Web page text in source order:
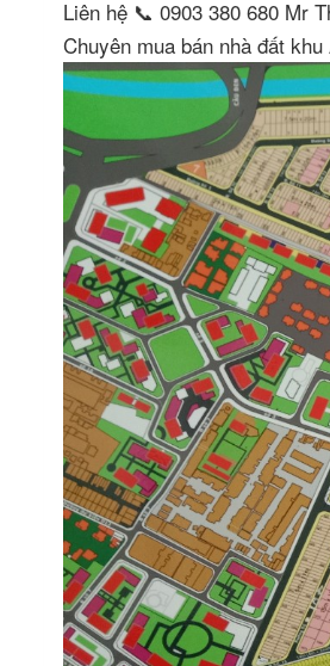
Liên hệ 📞 0903 380 680 Mr
Chuyên mua bán nhà đất